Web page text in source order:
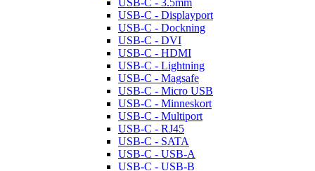
USB-C - 3.5mm
USB-C - Displayport
USB-C - Dockning
USB-C - DVI
USB-C - HDMI
USB-C - Lightning
USB-C - Magsafe
USB-C - Micro USB
USB-C - Minneskort
USB-C - Multiport
USB-C - RJ45
USB-C - SATA
USB-C - USB-A
USB-C - USB-B